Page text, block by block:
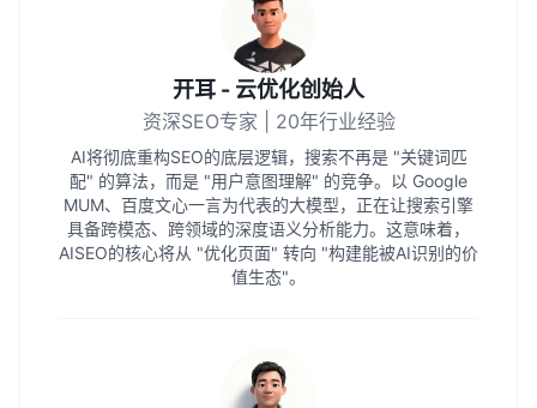
开耳 - 云优化创始人
资深SEO专家 | 20年行业经验
AI将彻底重构SEO的底层逻辑，搜索不再是 "关键词匹
配" 的算法，而是 "用户意图理解" 的竞争。以 Google
MUM、百度文心一言为代表的大模型，正在让搜索引擎
具备跨模态、跨领域的深度语义分析能力。这意味着，
AISEO的核心将从 "优化页面" 转向 "构建能被AI识别的价
值生态"。